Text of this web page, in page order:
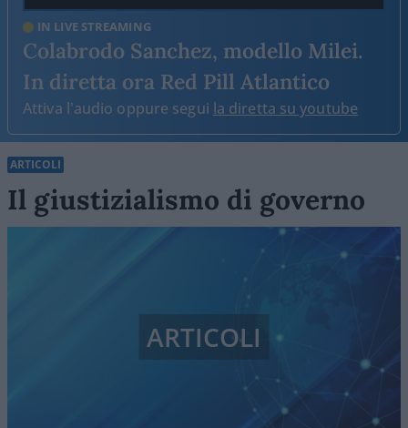
IN LIVE STREAMING
Colabrodo Sanchez, modello Milei.
In diretta ora Red Pill Atlantico
Attiva l'audio oppure segui la diretta su youtube
ARTICOLI
Il giustizialismo di governo
ARTICOLI